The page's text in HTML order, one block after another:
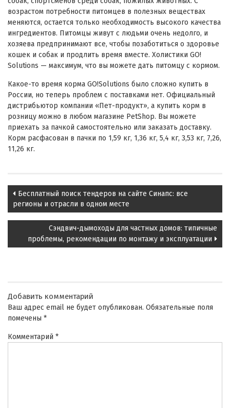
возрастом потребности питомцев в полезных веществах
меняются, остается только необходимость высокого качества
ингредиентов. Питомцы живут с людьми очень недолго, и
хозяева предпринимают все, чтобы позаботиться о здоровье
кошек и собак и продлить время вместе. Холистики GO!
Solutions — максимум, что вы можете дать питомцу с кормом.
Какое-то время корма GO!Solutions было сложно купить в
России, но теперь проблем с поставками нет. Официальный
дистрибьютор компании «Пет-продукт», а купить корм в
розницу можно в любом магазине PetShop. Вы можете
приехать за пачкой самостоятельно или заказать доставку.
Корм расфасован в пачки по 1,59 кг, 1,36 кг, 5,4 кг, 3,53 кг, 7,26,
11,26 кг.
Post
navigation
Бесплатный поиск тендеров на сайте Синапс: все
регионы и отрасли в одном месте
Сэндвич-дымоходы для частных домов: типичные
проблемы, рекомендации по монтажу и эксплуатации
Добавить комментарий
Ваш адрес email не будет опубликован. Обязательные поля
помечены *
Комментарий *